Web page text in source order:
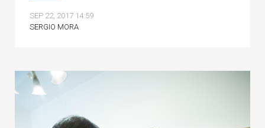
SEP 22, 2017 14:59
SERGIO MORA